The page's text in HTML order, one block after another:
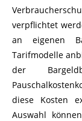
verpflichtet
an eigenen
Tarifmodelle
der
diese Kosten
Auswahl